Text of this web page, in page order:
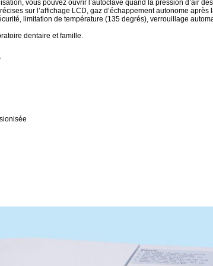
vous pouvez ouvrir l’autoclave quand la pression d’air
sur l’affichage LCD, gaz d’échappement autonome après
limitation de température (135 degrés), verrouillage
dentaire et famille.